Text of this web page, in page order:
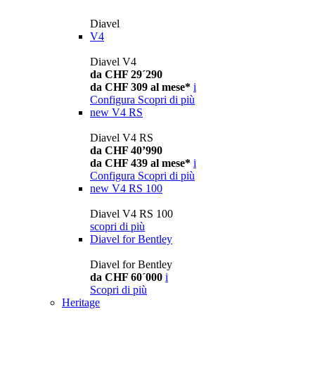
Diavel
V4
Diavel V4
da CHF 29´290
da CHF 309 al mese* i
Configura Scopri di più
new V4 RS
Diavel V4 RS
da CHF 40’990
da CHF 439 al mese* i
Configura Scopri di più
new V4 RS 100
Diavel V4 RS 100
scopri di più
Diavel for Bentley
Diavel for Bentley
da CHF 60´000 i
Scopri di più
Heritage